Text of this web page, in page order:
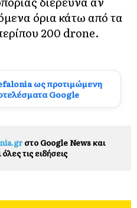
όρια κάτω από τα
200 drone.
ως προτιμώμενη
Google
στο Google News και
τις ειδήσεις